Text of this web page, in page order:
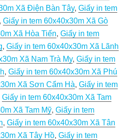
Xã Điện Bàn Tây, Giấy in tem
, Giấy in tem 60x40x30m Xã Gò
Xã Hòa Tiến, Giấy in tem
, Giấy in tem 60x40x30m Xã Lãnh
Xã Nam Trà My, Giấy in tem
, Giấy in tem 60x40x30m Xã Phú
Xã Sơn Cẩm Hà, Giấy in tem
Giấy in tem 60x40x30m Xã Tam
Xã Tam Mỹ, Giấy in tem
, Giấy in tem 60x40x30m Xã Tân
Xã Tây Hồ, Giấy in tem